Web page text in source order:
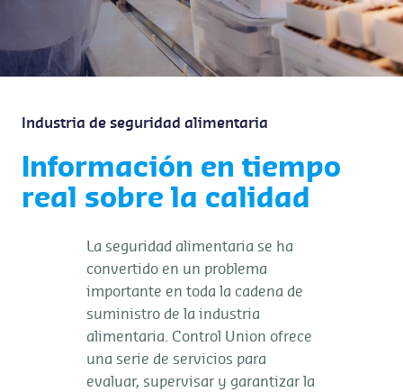
Industria de seguridad alimentaria
Información en tiempo
real sobre la calidad
La seguridad alimentaria se ha
convertido en un problema
importante en toda la cadena de
suministro de la industria
alimentaria. Control Union ofrece
una serie de servicios para
evaluar, supervisar y garantizar la